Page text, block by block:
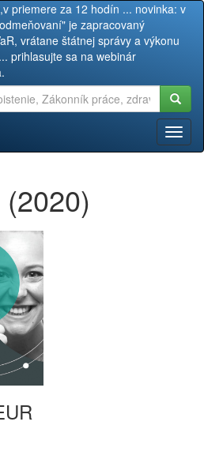
priemere za 12 hodín ... novinka: v
je zapracovaný
vrátane štátnej správy a výkonu
prihlasujte sa na webinár